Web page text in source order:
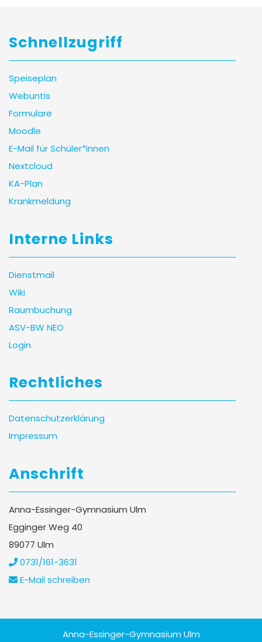
Schnellzugriff
Speiseplan
Webuntis
Formulare
Moodle
E-Mail für Schüler*innen
Nextcloud
KA-Plan
Krankmeldung
Interne Links
Dienstmail
Wiki
Raumbuchung
ASV-BW NEO
Login
Rechtliches
Datenschutzerklärung
Impressum
Anschrift
Anna-Essinger-Gymnasium Ulm
Egginger Weg 40
89077 Ulm
0731/161-3631
E-Mail schreiben
Anna-Essinger-Gymnasium Ulm